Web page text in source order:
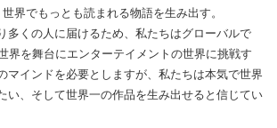
界でもっとも読まれる物語を生み出す。
多くの人に届けるため、私たちはグローバルで
界を舞台にエンターテイメントの世界に挑戦す
マインドを必要としますが、私たちは本気で世界
い、そして世界一の作品を生み出せると信じてい